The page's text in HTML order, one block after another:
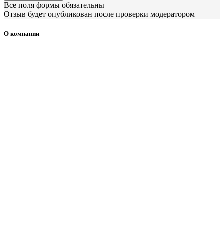
Все поля формы обязательны
Отзыв будет опубликован после проверки модератором
О компании